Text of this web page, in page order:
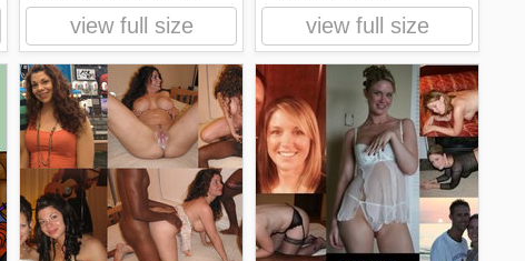
view full size view full size